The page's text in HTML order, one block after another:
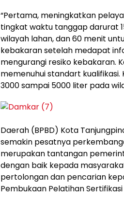
“Pertama, meningkatkan
tingkat waktu tanggap darurat
wilayah lahan, dan 60 menit
kebakaran setelah medapat
mengurangi resiko kebakaran.
memenuhui standart
3000 sampai 5000 liter pada
Daerah (BPBD) Kota
semakin pesatnya
merupakan tantangan
dengan baik kepada
pertolongan dan pencarian
Pembukaan Pelatihan